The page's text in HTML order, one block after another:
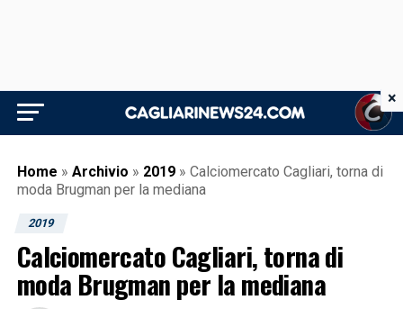
Home » Archivio » 2019 » Calciomercato Cagliari, torna di
moda Brugman per la mediana
2019
Calciomercato Cagliari, torna di
moda Brugman per la mediana
×